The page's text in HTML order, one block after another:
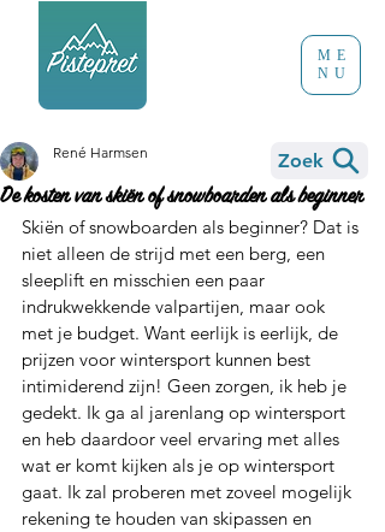
ME
NU
De kosten van skiën of snowboarden als beginner
René Harmsen
Skiën of snowboarden als beginner? Dat is
niet alleen de strijd met een berg, een
sleeplift en misschien een paar
indrukwekkende valpartijen, maar ook
met je budget. Want eerlijk is eerlijk, de
prijzen voor wintersport kunnen best
intimiderend zijn! Geen zorgen, ik heb je
gedekt. Ik ga al jarenlang op wintersport
en heb daardoor veel ervaring met alles
wat er komt kijken als je op wintersport
gaat. Ik zal proberen met zoveel mogelijk
rekening te houden van skipassen en
Zoek